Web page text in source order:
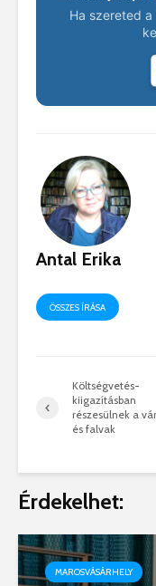
Ha szereted a
Antal Erika
ÖSSZES ÍRÁSA
Költségvetés-
kiigazításban
részesülnek a
és falvak
Érdekelhet:
MAROSVÁSÁRHELY